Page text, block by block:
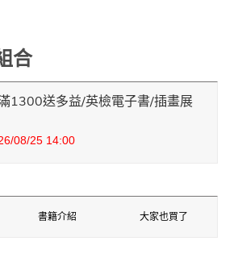
合
1300送多益/英檢電子書/插畫展
08/25 14:00
書籍介紹 大家也買了